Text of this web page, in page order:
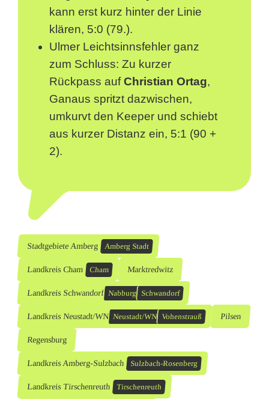
kann erst kurz hinter der Linie
klären, 5:0 (79.).
Ulmer Leichtsinnsfehler ganz
zum Schluss: Zu kurzer
Rückpass aufChristian Ortag,
Ganaus spritzt dazwischen,
umkurvt den Keeper und schiebt
aus kurzer Distanz ein, 5:1 (90 +
2).
Stadtgebiete Amberg Amberg Stadt
Landkreis Cham Cham Marktredwitz
Landkreis Schwandorf Nabburg Schwandorf
Landkreis Neustadt/WN Neustadt/WN Vohenstrauß Pilsen
Regensburg
Landkreis Amberg-Sulzbach Sulzbach-Rosenberg
Landkreis Tirschenreuth Tirschenreuth